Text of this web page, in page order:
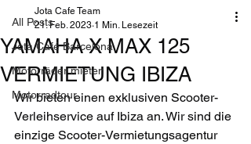
All Posts
Jota Café Barcelona
Motorräder mieten
Motorradtour
YAMAHA X MAX 125
VERMIETUNG IBIZA
Jota Cafe Team
21. Feb. 2023 1 Min. Lesezeit
Wir bieten einen exklusiven Scooter-
Verleihservice auf Ibiza an. Wir sind die
einzige Scooter-Vermietungsagentur